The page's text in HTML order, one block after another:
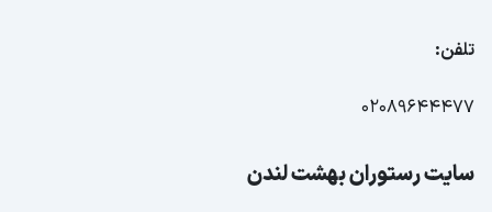
تلفن:
02089644477
سایت رستوران بهشت لندن